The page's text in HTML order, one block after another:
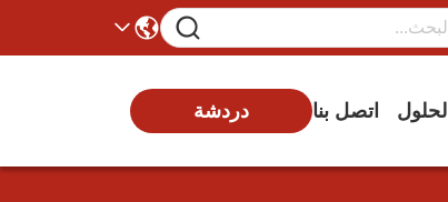
الحلول اتصل بنا دردشة